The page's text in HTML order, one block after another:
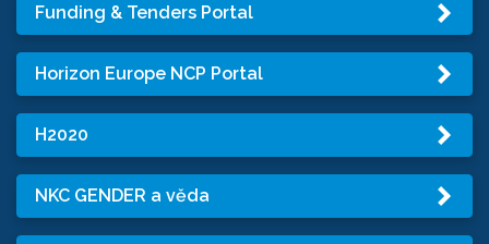
Funding & Tenders Portal
Horizon Europe NCP Portal
H2020
NKC GENDER a věda